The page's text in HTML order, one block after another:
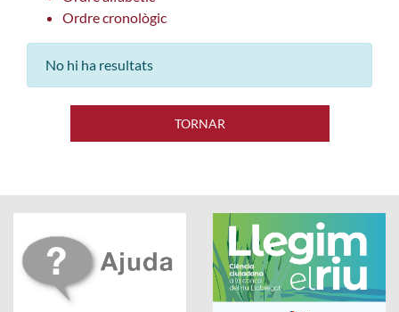
Ordre cronològic
No hi ha resultats
TORNAR